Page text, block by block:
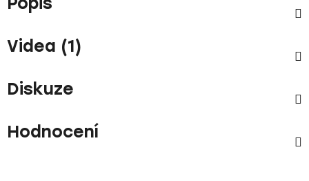
Videa (1)
Diskuze
Hodnocení